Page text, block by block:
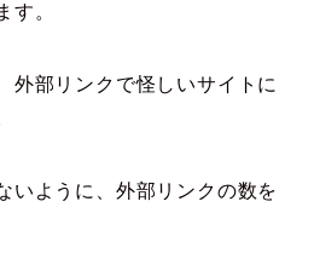
す。
外部リンクで怪しいサイトに
いように、外部リンクの数を